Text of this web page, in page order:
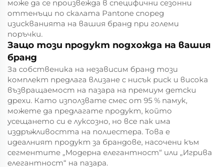
може да се произвежда в специфични сезонни
оттенъци по скалата Pantone според
изискванията на вашия бранд при големи
поръчки.
Защо този продукт подхожда на вашия
бранд
За собственика на независим бранд този
комплект предлага влизане с нисък риск и висока
възвращаемост на пазара на премиум детски
дрехи. Като използвате смес от 95 % памук,
можете да предлагате продукт, който
усещането си е луксозно, но все пак има
издръжливостта на полиестера. Това е
идеалният продукт за брандове, насочени към
сегментите „Модерна елегантност“ или „Игрива
елегантност“ на пазара.